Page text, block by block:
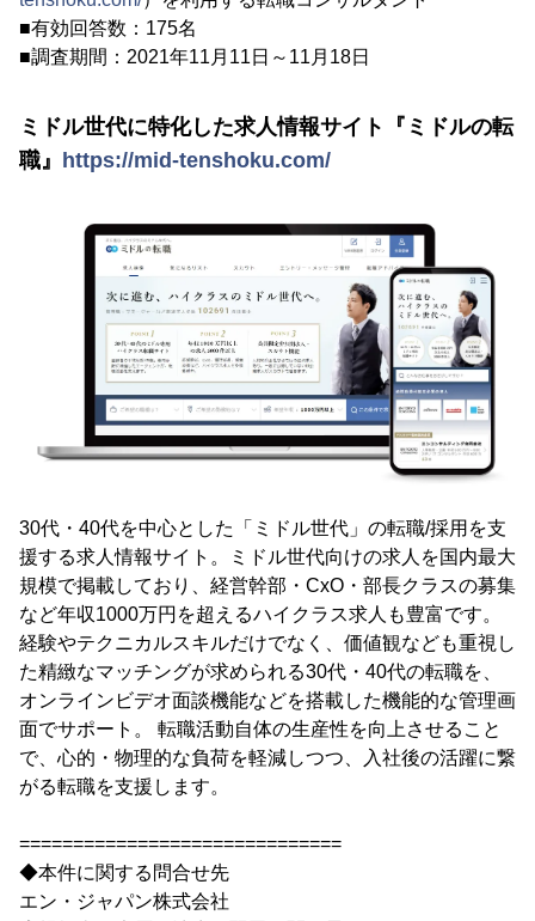
■有効回答数：175名
■調査期間：2021年11月11日～11月18日
ミドル世代に特化した求人情報サイト『ミドルの転
職』
https://mid-tenshoku.com/
30代・40代を中心とした「ミドル世代」の転職/採用を支
援する求人情報サイト。ミドル世代向けの求人を国内最大
規模で掲載しており、経営幹部・CxO・部長クラスの募集
など年収1000万円を超えるハイクラス求人も豊富です。
経験やテクニカルスキルだけでなく、価値観なども重視し
た精緻なマッチングが求められる30代・40代の転職を、
オンラインビデオ面談機能などを搭載した機能的な管理画
面でサポート。 転職活動自体の生産性を向上させること
で、心的・物理的な負荷を軽減しつつ、入社後の活躍に繋
がる転職を支援します。
==============================
◆本件に関する問合せ先
エン・ジャパン株式会社